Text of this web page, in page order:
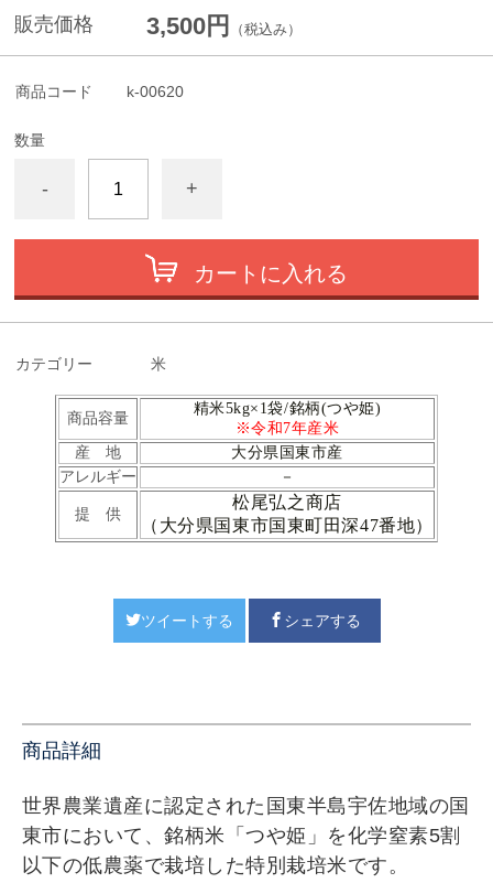
販売価格 3,500円 （税込み）
商品コード k-00620
数量
- +
カートに入れる
カテゴリー 米
商品容量
精米5kg×1袋/銘柄(つや姫)
※令和7年産米
産 地
大分県国東市産
アレルギー
－
提 供
松尾弘之商店
（大分県国東市国東町田深47番地）
ツイートする シェアする
商品詳細
世界農業遺産に認定された国東半島宇佐地域の国
東市において、銘柄米「つや姫」を化学窒素5割
以下の低農薬で栽培した特別栽培米です。